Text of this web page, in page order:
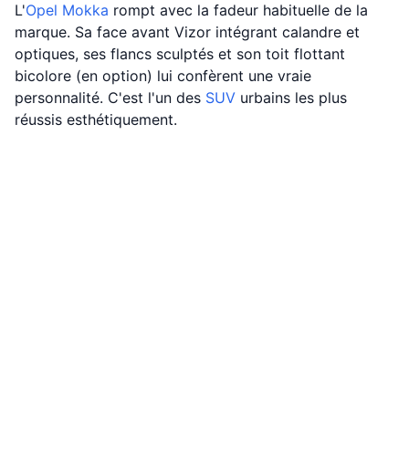
L'Opel Mokka rompt avec la fadeur habituelle de la
marque. Sa face avant Vizor intégrant calandre et
optiques, ses flancs sculptés et son toit flottant
bicolore (en option) lui confèrent une vraie
personnalité. C'est l'un des SUV urbains les plus
réussis esthétiquement.